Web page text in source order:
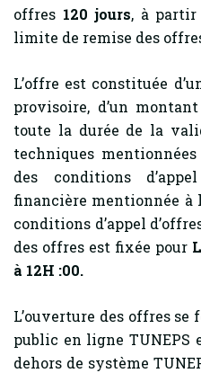
offres 120 jours, à partir
limite de remise des
L’offre est constituée
provisoire, d’un
toute la durée de la
techniques
des conditions
financière mentionnée à
conditions d’appel
des offres est fixée pour
à 12H :00.
L’ouverture des offres se
public en ligne TUNEPS
dehors de système